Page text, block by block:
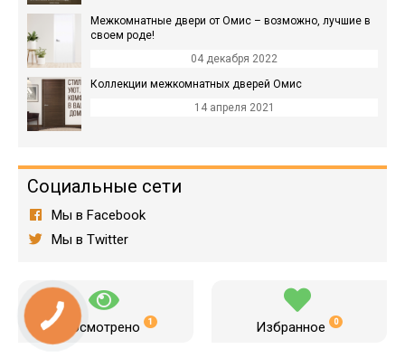
Межкомнатные двери от Омис – возможно, лучшие в
своем роде!
04 декабря 2022
Коллекции межкомнатных дверей Омис
14 апреля 2021
Социальные сети
Мы в Facebook
Мы в Twitter
Просмотрено 1 Избранное 0